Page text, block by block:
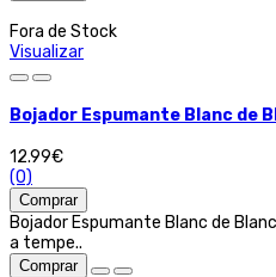
Fora de Stock
Visualizar
Bojador Espumante Blanc de
12.99€
(0)
Comprar
Bojador Espumante Blanc de
a tempe..
Comprar